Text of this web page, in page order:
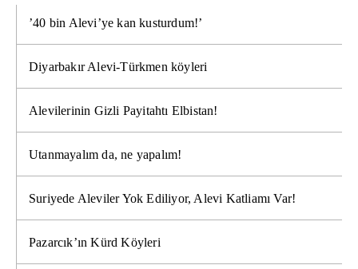
’40 bin Alevi’ye kan kusturdum!’
Diyarbakır Alevi-Türkmen köyleri
Alevilerinin Gizli Payitahtı Elbistan!
Utanmayalım da, ne yapalım!
Suriyede Aleviler Yok Ediliyor, Alevi Katliamı Var!
Pazarcık’ın Kürd Köyleri